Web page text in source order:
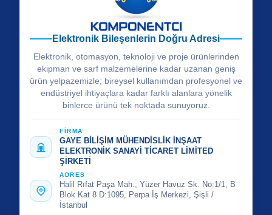
Elektronik Bileşenlerin Doğru Adresi
Elektronik, otomasyon, teknoloji ve proje ürünlerinden
ekipman ve sarf malzemelerine kadar uzanan geniş
ürün yelpazemizle; bireysel kullanımdan profesyonel ve
endüstriyel ihtiyaçlara kadar farklı alanlara yönelik
binlerce ürünü tek noktada sunuyoruz.
FİRMA
GAYE BİLİŞİM MÜHENDİSLİK İNŞAAT
ELEKTRONİK SANAYİ TİCARET LİMİTED
ŞİRKETİ
ADRES
Halil Rıfat Paşa Mah., Yüzer Havuz Sk. No:1/1, B
Blok Kat 8 D:1095, Perpa İş Merkezi, Şişli /
İstanbul